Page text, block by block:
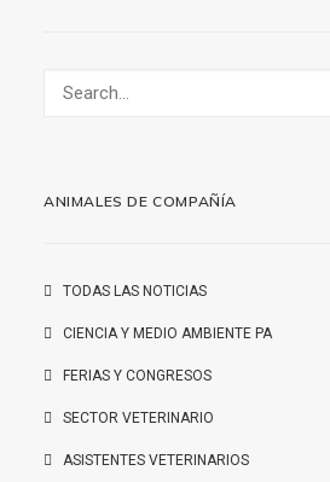
ANIMALES DE COMPAÑÍA
TODAS LAS NOTICIAS
CIENCIA Y MEDIO AMBIENTE PA
FERIAS Y CONGRESOS
SECTOR VETERINARIO
ASISTENTES VETERINARIOS